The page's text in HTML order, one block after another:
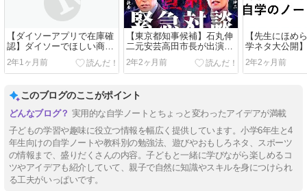
【ダイソーアプリで在庫確
認】ダイソーでほしい商品
があるか確認するやり方を
紹介
2年1ヶ月前
【東京都知事候補】石丸伸
二元安芸高田市長が出演し
たYouTube動画紹介
2年2ヶ月前
【先生にほめ
学ネタ大公開
た自学ネタ30
2年2ヶ月前
このブログのここがポイント
実用的な自学ノートとちょっと変わったアイデアが満載
子どもの学習や趣味に役立つ情報を幅広く提供しています。小学6年生と4
年生向けの自学ノートや教科別の勉強法、遊びやおもしろネタ、スポーツ
の情報まで、盛りだくさんの内容。子どもと一緒に学びながら楽しめるコ
ツやアイデアも紹介していて、親子で自然に知識やスキルを身につけられ
る工夫がいっぱいです。